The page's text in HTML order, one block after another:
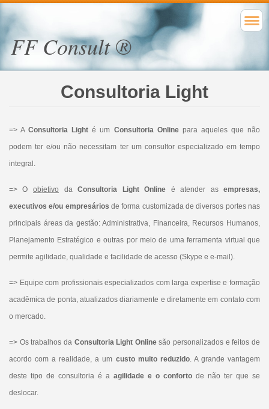
FF Consult ®
Consultoria Light
=> AConsultoria Light é um Consultoria Onlinepara aqueles que não
podem ter e/ou não necessitam ter um consultor especializado em tempo
integral.
=> O objetivo daConsultoria Light Online é atender asempresas,
executivos e/ou empresários de forma customizada de diversos portes nas
principais áreas da gestão: Administrativa, Financeira, Recursos Humanos,
Planejamento Estratégico e outras por meio de uma ferramenta virtual que
permite agilidade, qualidade e facilidade de acesso (Skype e e-mail).
=> Equipe com profissionais especializados com larga expertise e formação
acadêmica de ponta, atualizados diariamente e diretamente em contato com
o mercado.
=> Os trabalhos da Consultoria Light Onlinesão personalizados e feitos de
acordo com a realidade, a um custo muito reduzido. A grande vantagem
deste tipo de consultoria é a agilidade e o conforto de não ter que se
deslocar.